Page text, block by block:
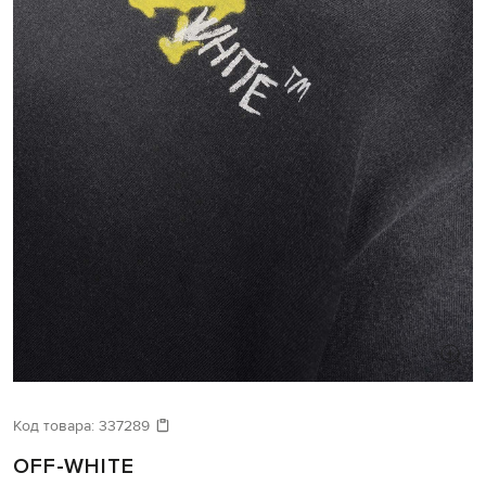
Код товара: 337289
OFF-WHITE